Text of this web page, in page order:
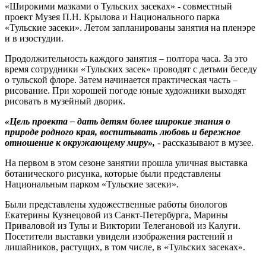
«Широкими мазками о Тульских засеках» - совместный
проект Музея П.Н. Крылова и Национального парка
«Тульские засеки». Летом запланированы занятия на пленэре
и в изостудии.
Продолжительность каждого занятия – полтора часа. За это
время сотрудники «Тульских засек» проводят с детьми беседу
о тульской флоре. Затем начинается практическая часть –
рисование. При хорошей погоде юные художники выходят
рисовать в музейный дворик.
«Цель проекта – дать детям более широкие знания о
природе родного края, воспитывать любовь и бережное
отношение к окружающему миру», - рассказывают в музее.
На первом в этом сезоне занятии прошла уличная выставка
ботанического рисунка, которые были представлены
Национальным парком «Тульские засеки».
Были представлены художественные работы биологов
Екатерины Кузнецовой из Санкт-Петербурга, Марины
Приваловой из Тулы и Виктории Телегановой из Калуги.
Посетители выставки увидели изображения растений и
лишайников, растущих, в том числе, в «Тульских засеках».